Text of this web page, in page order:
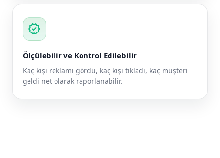
verified
Ölçülebilir ve Kontrol Edilebilir
Kaç kişi reklamı gördü, kaç kişi tıkladı, kaç müşteri
geldi net olarak raporlanabilir.